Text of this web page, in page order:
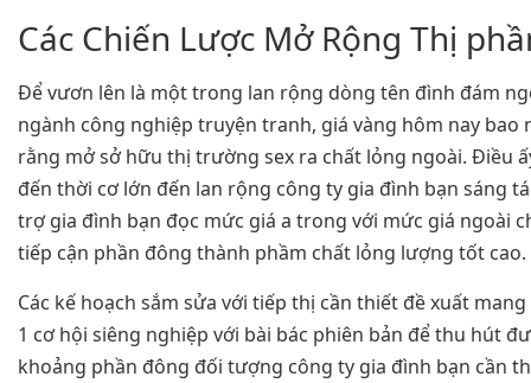
Các Chiến Lược Mở Rộng Thị
Để vươn lên là một trong lan rộng dòng tên đình đám
ngành công nghiệp truyện tranh, giá vàng hôm nay bao
rằng mở sở hữu thị trường sex ra chất lỏng ngoài. Điều
đến thời cơ lớn đến lan rộng công ty gia đình bạn sáng
trợ gia đình bạn đọc mức giá a trong với mức giá ngoài
tiếp cận phần đông thành phầm chất lỏng lượng tốt cao.
Các kế hoạch sắm sửa với tiếp thị cần thiết đề xuất
1 cơ hội siêng nghiệp với bài bác phiên bản để thu hút
khoảng phần đông đối tượng công ty gia đình bạn cần